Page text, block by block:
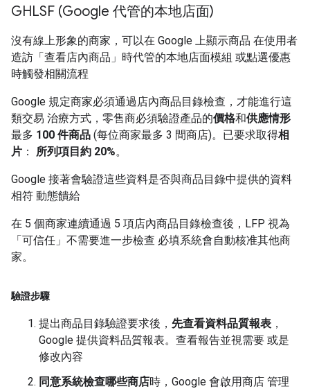
GHLSF (Google 代管的本地店面)
沒有線上形象的商家，可以在 Google 上顯示商品 在使用者
造訪「查看店內商品」時代管的本地店面模組 或點選優惠
時觸發相關流程
Google 規定商家必須通過店內商品目錄檢查，才能進行這
類交易 治療方式，零售商必須驗證產品的價格和供應情形
最多 100 件商品 (每位商家最多 3 間商店)。已要求取得相
片 ： 所列項目約 20%。
Google 接著會驗證這些資料是否與商品目錄中提供的資料
相符 動態饋給
在 5 個商家連續通過 5 項店內商品目錄檢查後，LFP 視為
「可信任」不需要進一步檢查 必填系統會自動核准其他商
家。
驗證步驟
提出商品目錄驗證要求後， 先查看資料品質報表 ，
Google 提供資料品質報表。查看報告並視需要 或是
修改內容
同意系統檢查哪些商店時，Google 會啟用商店 管理